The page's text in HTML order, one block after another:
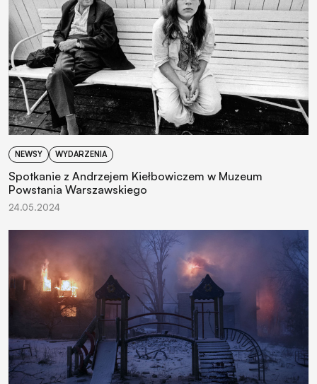
NEWSY WYDARZENIA
Spotkanie z Andrzejem Kiełbowiczem w Muzeum
Powstania Warszawskiego
24.05.2024